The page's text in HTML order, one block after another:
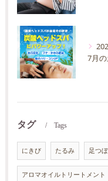
7月
タグ Tags
にきび たるみ 足つ
アロマオイルトリートメント